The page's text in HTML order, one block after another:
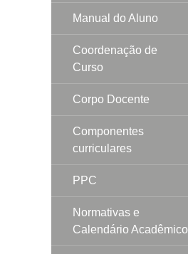
Manual do Aluno
Coordenação de
Curso
Corpo Docente
Componentes
curriculares
PPC
Normativas e
Calendário Acadêmico